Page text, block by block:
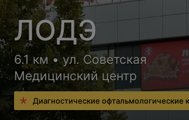
ЛОДЭ
6.1 км • ул. Советская
Медицинский центр
Диагностические офтальмологические